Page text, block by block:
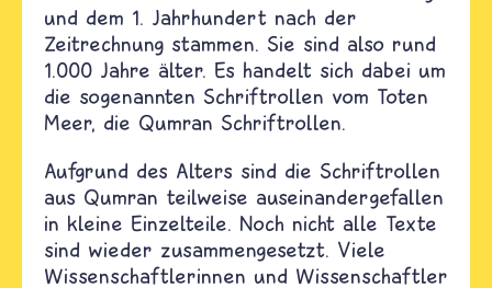
und dem 1. Jahrhundert nach der
Zeitrechnung stammen. Sie sind also rund
1.000 Jahre älter. Es handelt sich dabei um
die sogenannten Schriftrollen vom Toten
Meer, die Qumran Schriftrollen.
Aufgrund des Alters sind die Schriftrollen
aus Qumran teilweise auseinandergefallen
in kleine Einzelteile. Noch nicht alle Texte
sind wieder zusammengesetzt. Viele
Wissenschaftlerinnen und Wissenschaftler